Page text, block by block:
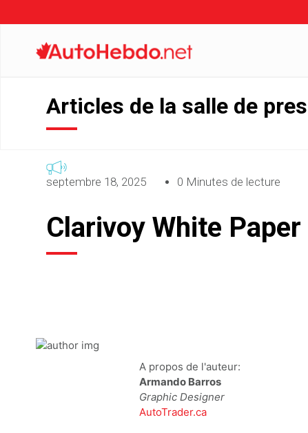
Articles de la salle de
septembre 18, 2025 0 Minutes de lecture
Clarivoy White
A propos de l'auteur:
Armando Barros
Graphic Designer
AutoTrader.ca